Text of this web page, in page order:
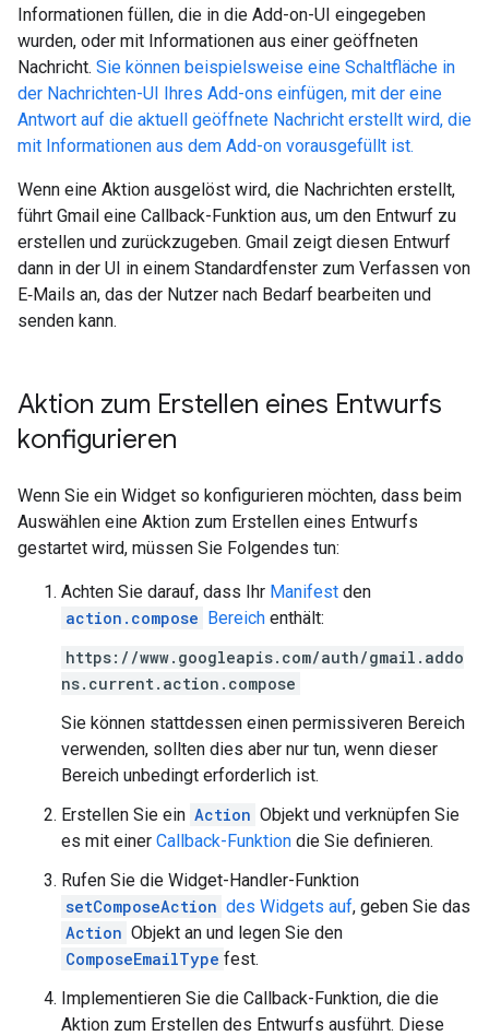
Informationen füllen, die in die Add-on-UI eingegeben
wurden, oder mit Informationen aus einer geöffneten
Nachricht. Sie können beispielsweise eine Schaltfläche in
der Nachrichten-UI Ihres Add-ons einfügen, mit der eine
Antwort auf die aktuell geöffnete Nachricht erstellt wird, die
mit Informationen aus dem Add-on vorausgefüllt ist.
Wenn eine Aktion ausgelöst wird, die Nachrichten erstellt,
führt Gmail eine Callback-Funktion aus, um den Entwurf zu
erstellen und zurückzugeben. Gmail zeigt diesen Entwurf
dann in der UI in einem Standardfenster zum Verfassen von
E‑Mails an, das der Nutzer nach Bedarf bearbeiten und
senden kann.
Aktion zum Erstellen eines Entwurfs
konfigurieren
Wenn Sie ein Widget so konfigurieren möchten, dass beim
Auswählen eine Aktion zum Erstellen eines Entwurfs
gestartet wird, müssen Sie Folgendes tun:
Achten Sie darauf, dass Ihr Manifest den
action.compose Bereich enthält:
https://www.googleapis.com/auth/gmail.addo
ns.current.action.compose
Sie können stattdessen einen permissiveren Bereich
verwenden, sollten dies aber nur tun, wenn dieser
Bereich unbedingt erforderlich ist.
Erstellen Sie ein Action Objekt und verknüpfen Sie
es mit einer Callback-Funktion die Sie definieren.
Rufen Sie die Widget-Handler-Funktion
setComposeAction des Widgets auf, geben Sie das
Action Objekt an und legen Sie den
ComposeEmailType fest.
Implementieren Sie die Callback-Funktion, die die
Aktion zum Erstellen des Entwurfs ausführt. Diese